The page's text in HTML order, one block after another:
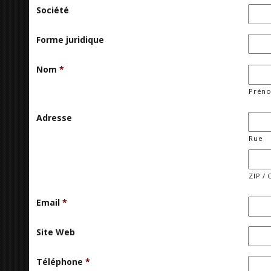
Société
Forme juridique
Nom *
Adresse
Rue
ZIP /
Email *
Site Web
Téléphone *